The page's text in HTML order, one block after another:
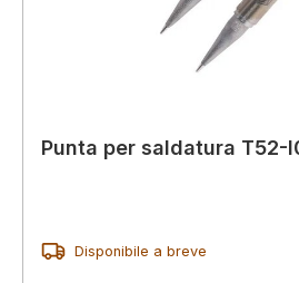
Punta per saldatura T52-
Disponibile a breve